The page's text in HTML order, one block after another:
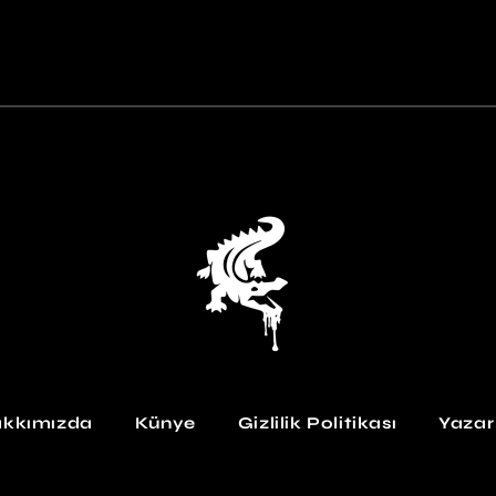
Künye Gizlilik Politikası